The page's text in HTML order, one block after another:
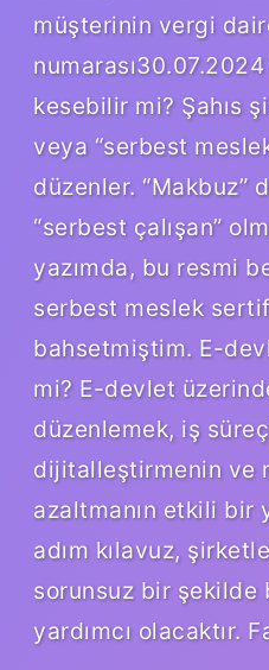
müşterinin vergi
kesebilir mi? Şahıs
veya “serbest
düzenler. “Makbuz”
“serbest çalışan”
yazımda, bu resmi
serbest meslek
bahsetmiştim. E-
mi? E-devlet
düzenlemek, iş
dijitalleştirmenin ve
azaltmanın etkili bir
adım kılavuz,
sorunsuz bir şekilde
yardımcı olacaktır.